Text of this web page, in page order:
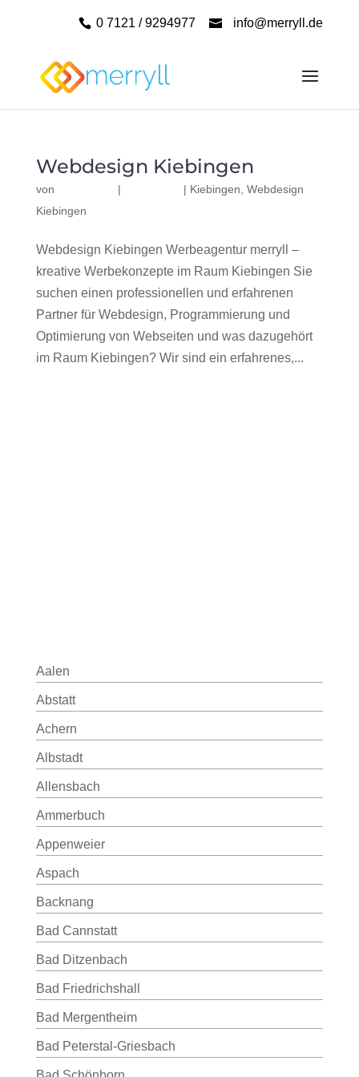
0 7121 / 9294977 info@merryll.de
Webdesign Kiebingen
von | | Kiebingen Webdesign
Kiebingen
Webdesign Kiebingen Werbeagentur merryll –
kreative Werbekonzepte im Raum Kiebingen Sie
suchen einen professionellen und erfahrenen
Partner für Webdesign, Programmierung und
Optimierung von Webseiten und was dazugehört
im Raum Kiebingen? Wir sind ein erfahrenes,...
Aalen
Abstatt
Achern
Albstadt
Allensbach
Ammerbuch
Appenweier
Aspach
Backnang
Bad Cannstatt
Bad Ditzenbach
Bad Friedrichshall
Bad Mergentheim
Bad Peterstal-Griesbach